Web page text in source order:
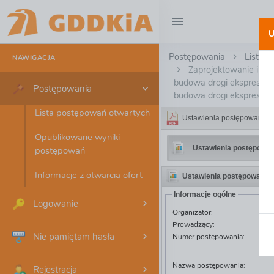
NAWIGACJA
Postępowania
Lista postępowań otwartych
Opublikowane wyniki
postępowań
Informacje z otwarcia ofert
Logowanie
Nie pamiętam hasła
Rejestracja
Postępowania
Lista
Zaprojektowanie i
budowa drogi
budowa drogi
Postępowanie
Ustawienia postępowania
Ustawienia
Ustawienia postępowania
Informacje ogólne
Organizator:
Prowadzący:
Numer postępowania:
Nazwa postępowania: